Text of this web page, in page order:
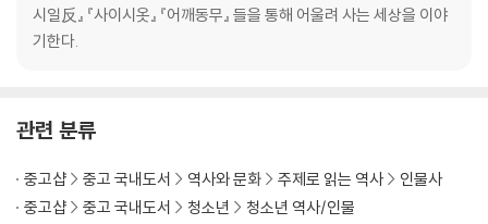
시일反』 『사이시옷』 『어깨동무』 들을 통해 어울려 사는 세상을 이야
기한다.
관련 분류
중고샵 중고 국내도서 역사와 문화 주제로 읽는 역사
인물사
중고샵
중고 국내도서 청소년
청소년 역사/인물